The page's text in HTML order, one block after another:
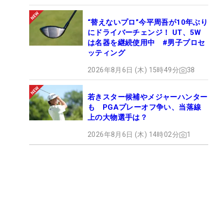
“替えないプロ”今平周吾が10年ぶり
にドライバーチェンジ！ UT、5W
は名器を継続使用中 #男子プロセ
ッティング
2026年8月6日 (木) 15時49分 38
若きスター候補やメジャーハンター
も PGAプレーオフ争い、当落線
上の大物選手は？
2026年8月6日 (木) 14時02分 1